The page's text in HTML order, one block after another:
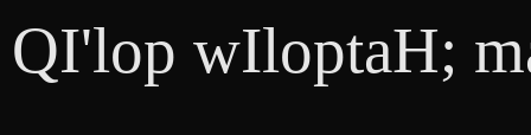
QI'lop wIloptaH;